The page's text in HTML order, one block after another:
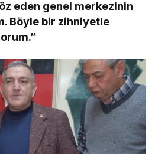
eden genel merkezinin
Böyle bir zihniyetle